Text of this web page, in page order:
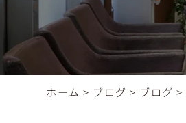
ホーム > ブログ > ブログ >